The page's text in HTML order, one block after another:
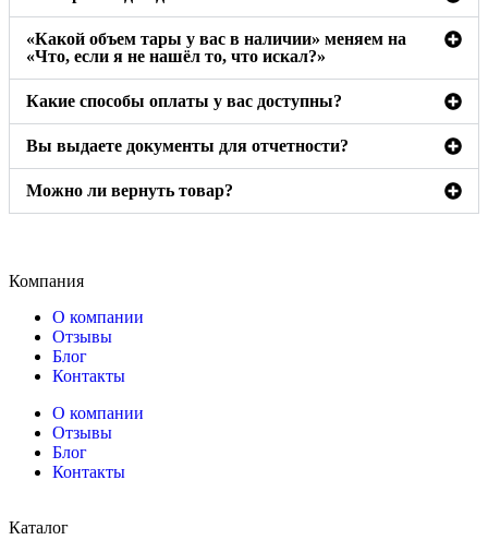
«Какой объем тары у вас в наличии» меняем на
«Что, если я не нашёл то, что искал?»
Какие способы оплаты у вас доступны?
Вы выдаете документы для отчетности?
Можно ли вернуть товар?
Компания
О компании
Отзывы
Блог
Контакты
О компании
Отзывы
Блог
Контакты
Каталог